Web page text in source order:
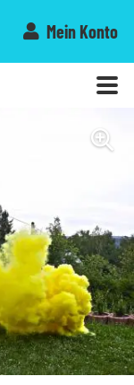
Mein Konto